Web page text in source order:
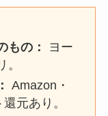
もの：
ヨー
Amazon・
元あり。